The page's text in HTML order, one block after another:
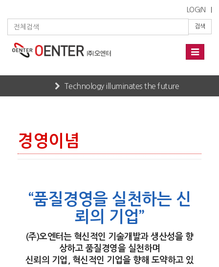
LOGIN
검색
Toggle
Technology illuminates the future
경영이념
“품질경영을 실천하는 신
뢰의 기업”
(주)오엔터는 혁신적인 기술개발과 생산성을 향
상하고 품질경영을 실천하며
신뢰의 기업, 혁신적인 기업을 향해 도약하고 있